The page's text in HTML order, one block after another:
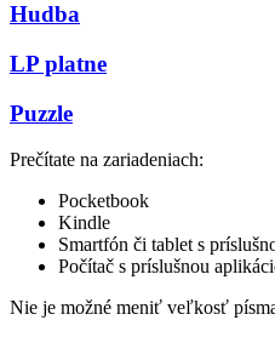
Hudba
LP platne
Puzzle
Prečítate na zariadeniach:
Pocketbook
Kindle
Smartfón či tablet s
Počítač s príslušnou
Nie je možné meniť veľkosť